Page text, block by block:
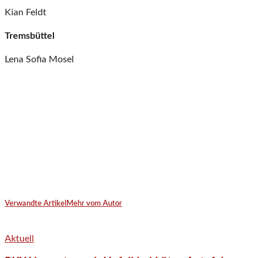
Kian Feldt
Tremsbüttel
Lena Sofia Mosel
Verwandte Artikel Mehr vom Autor
Aktuell